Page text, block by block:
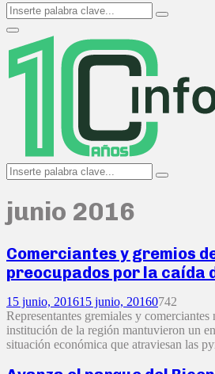
Search
for:
Search
Primary
Menu
Search
for:
Search
junio 2016
Comerciantes y gremios
preocupados por la caída
15 junio, 201615 junio, 20160742
Representantes gremiales y comerciantes
institución de la región mantuvieron un
situación económica que atraviesan las